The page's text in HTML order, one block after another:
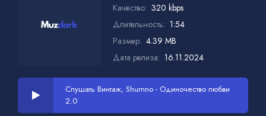
Качество: 320 kbps
Длительность: 1:54
Размер: 4.39 MB
Дата релиза: 16.11.2024
Слушать Винтаж, Shumno - Одиночество любви
2.0